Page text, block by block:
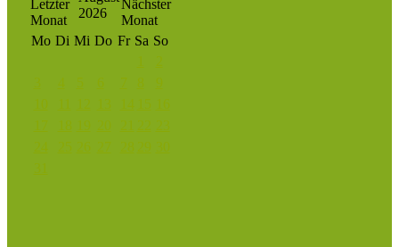
2026
Mo Di Mi Do Fr Sa So
2
3
4 5 6 7 8
9
10
12 13 14 15
16
17
18 19 20 21 22
23
24
25 26 27 28 29
30
31